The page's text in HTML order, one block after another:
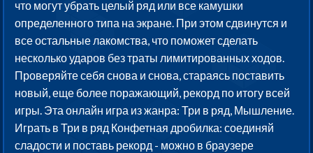
что могут убрать целый ряд или все камушки
определенного типа на экране. При этом сдвинутся и
все остальные лакомства, что поможет сделать
несколько ударов без траты лимитированных ходов.
Проверяйте себя снова и снова, стараясь поставить
новый, еще более поражающий, рекорд по итогу всей
игры. Эта онлайн игра из жанра: Три в ряд, Мышление.
Играть в Три в ряд Конфетная дробилка: соединяй
сладости и поставь рекорд - можно в браузере